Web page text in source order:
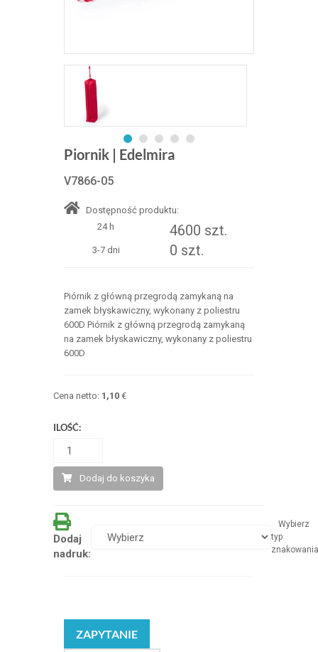
Piornik | Edelmira
V7866-05
Dostępność produktu:
24 h
4600 szt.
3-7 dni 0 szt.
Piórnik z główną przegrodą zamykaną na
zamek błyskawiczny, wykonany z poliestru
600D Piórnik z główną przegrodą zamykaną
na zamek błyskawiczny, wykonany z poliestru
600D
Cena netto: 1,10€
ILOŚĆ:
Dodaj do koszyka
Dodaj
nadruk:
Wybierz
typ
znakowania
ZAPYTANIE